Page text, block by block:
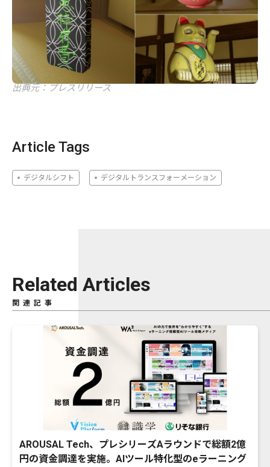
出典元：プレスリリース
Article Tags
デジタルシフト デジタルトランスフォーメーション
Related Articles
関連記事
AROUSAL Tech、プレシリーズAラウンドで総額2億
円の資金調達を実施。AIツール特化型のeラーニング